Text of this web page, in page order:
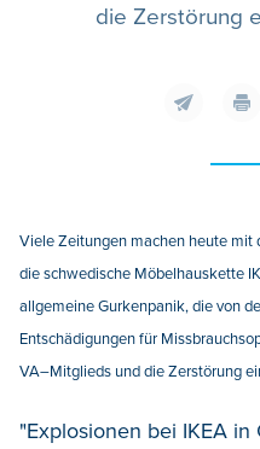
die Zerstörung
Viele Zeitungen machen heute mit
die schwedische Möbelhauskette
allgemeine Gurkenpanik, die von
Entschädigungen für
VA–Mitglieds und die Zerstörung
"Explosionen bei IKEA